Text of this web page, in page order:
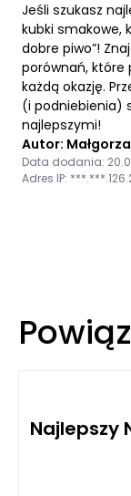
Jeśli szukasz
kubki smakowe,
dobre piwo”!
porównań, które
każdą okazję.
(i podniebienia)
najlepszymi!
Autor:
Data dodania:
Adres IP:
Najlepszy